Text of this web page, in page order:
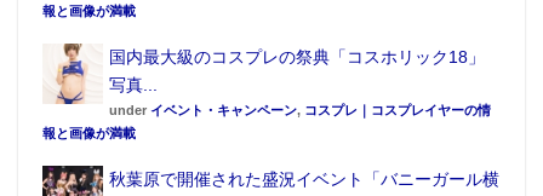
報と画像が満載
国内最大級のコスプレの祭典「コスホリック18」
写真...
under イベント・キャンペーン, コスプレ｜コスプレイヤーの情
報と画像が満載
秋葉原で開催された盛況イベント「バニーガール横